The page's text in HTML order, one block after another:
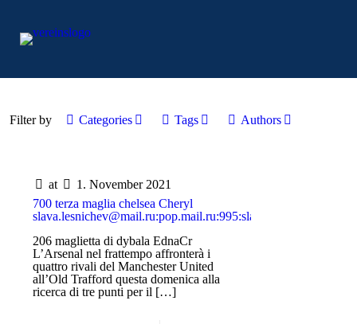
Filter by Categories Tags Authors
at
1. November 2021
700 terza maglia chelsea Cheryl
206 maglietta di dybala EdnaCr
L’Arsenal nel frattempo affronterà i
quattro rivali del Manchester United
all’Old Trafford questa domenica alla
ricerca di tre punti per il […]